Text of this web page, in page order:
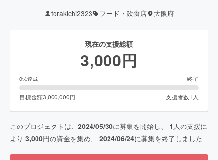
torakichi2323 フード・飲食店 大阪府
現在の支援総額
3,000円
0%達成 終了
目標金額3,000,000円 支援者数1 人
このプロジェクトは、 2024/05/30に募集を開始し、 1 人の支援に
より 3,000円の資金を集め、 2024/06/24に募集を終了しました